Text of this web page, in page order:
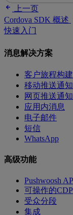
上一页
Cordova SDK 概述
快速入门
消息解决方案
客户旅程构
移动推送通知
网页推送通知
应用内消息
电子邮件
短信
WhatsApp
高级功能
Pushwoosh
可操作的CDP
受众分段
集成